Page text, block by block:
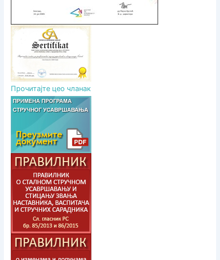
Прочитајте цео чланак